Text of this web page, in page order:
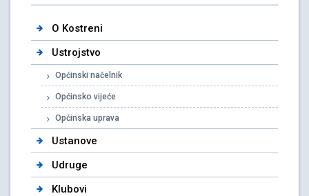
O Kostreni
Ustrojstvo
Općinski načelnik
Općinsko vijeće
Općinska uprava
Ustanove
Udruge
Klubovi